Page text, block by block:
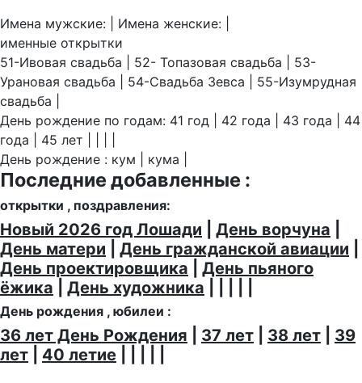
Имена мужские: | Имена женские: |
именные открытки
51-Ивовая свадьба | 52- Топазовая свадьба | 53-
Урановая свадьба | 54-Свадьба Зевса | 55-Изумрудная
свадьба |
День рождение по годам: 41 год | 42 года | 43 года | 44
года | 45 лет | | | |
День рождение : кум | кума |
Последние добавленные :
открытки , поздравления:
Новый 2026 год Лошади День ворчуна
День матери
День гражданской авиации
День проектировщика
День пьяного
ёжика
День художника
День рождения , юбилеи :
36 лет День Рождения 37 лет 38 лет
39
лет
40 летие